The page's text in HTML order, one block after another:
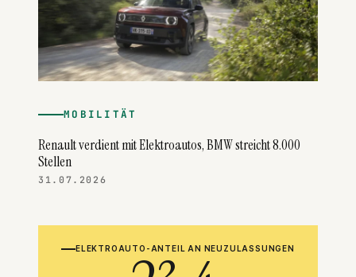
MOBILITÄT
Renault verdient mit Elektroautos, BMW streicht 8.000
Stellen
31.07.2026
ELEKTROAUTO-ANTEIL AN NEUZULASSUNGEN